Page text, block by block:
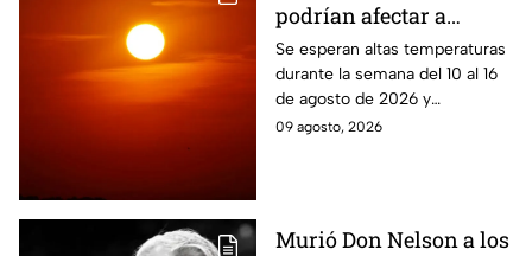
podrían afectar a
Puebla del 10 al 16 de
agosto: Regiones en
riesgo
Se esperan altas temperaturas
durante la semana del 10 al 16
de agosto de 2026 y
condiciones que podrían
09 agosto, 2026
Murió Don Nelson a los